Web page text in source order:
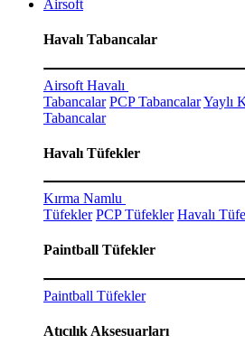
Airsoft
Havalı Tabancalar
Airsoft Havalı
Tabancalar PCP TabancalarYaylı
Tabancalar
Havalı Tüfekler
Kırma Namlu
Tüfekler PCP Tüfekler Havalı
Paintball Tüfekler
Paintball Tüfekler
Atıcılık Aksesuarları